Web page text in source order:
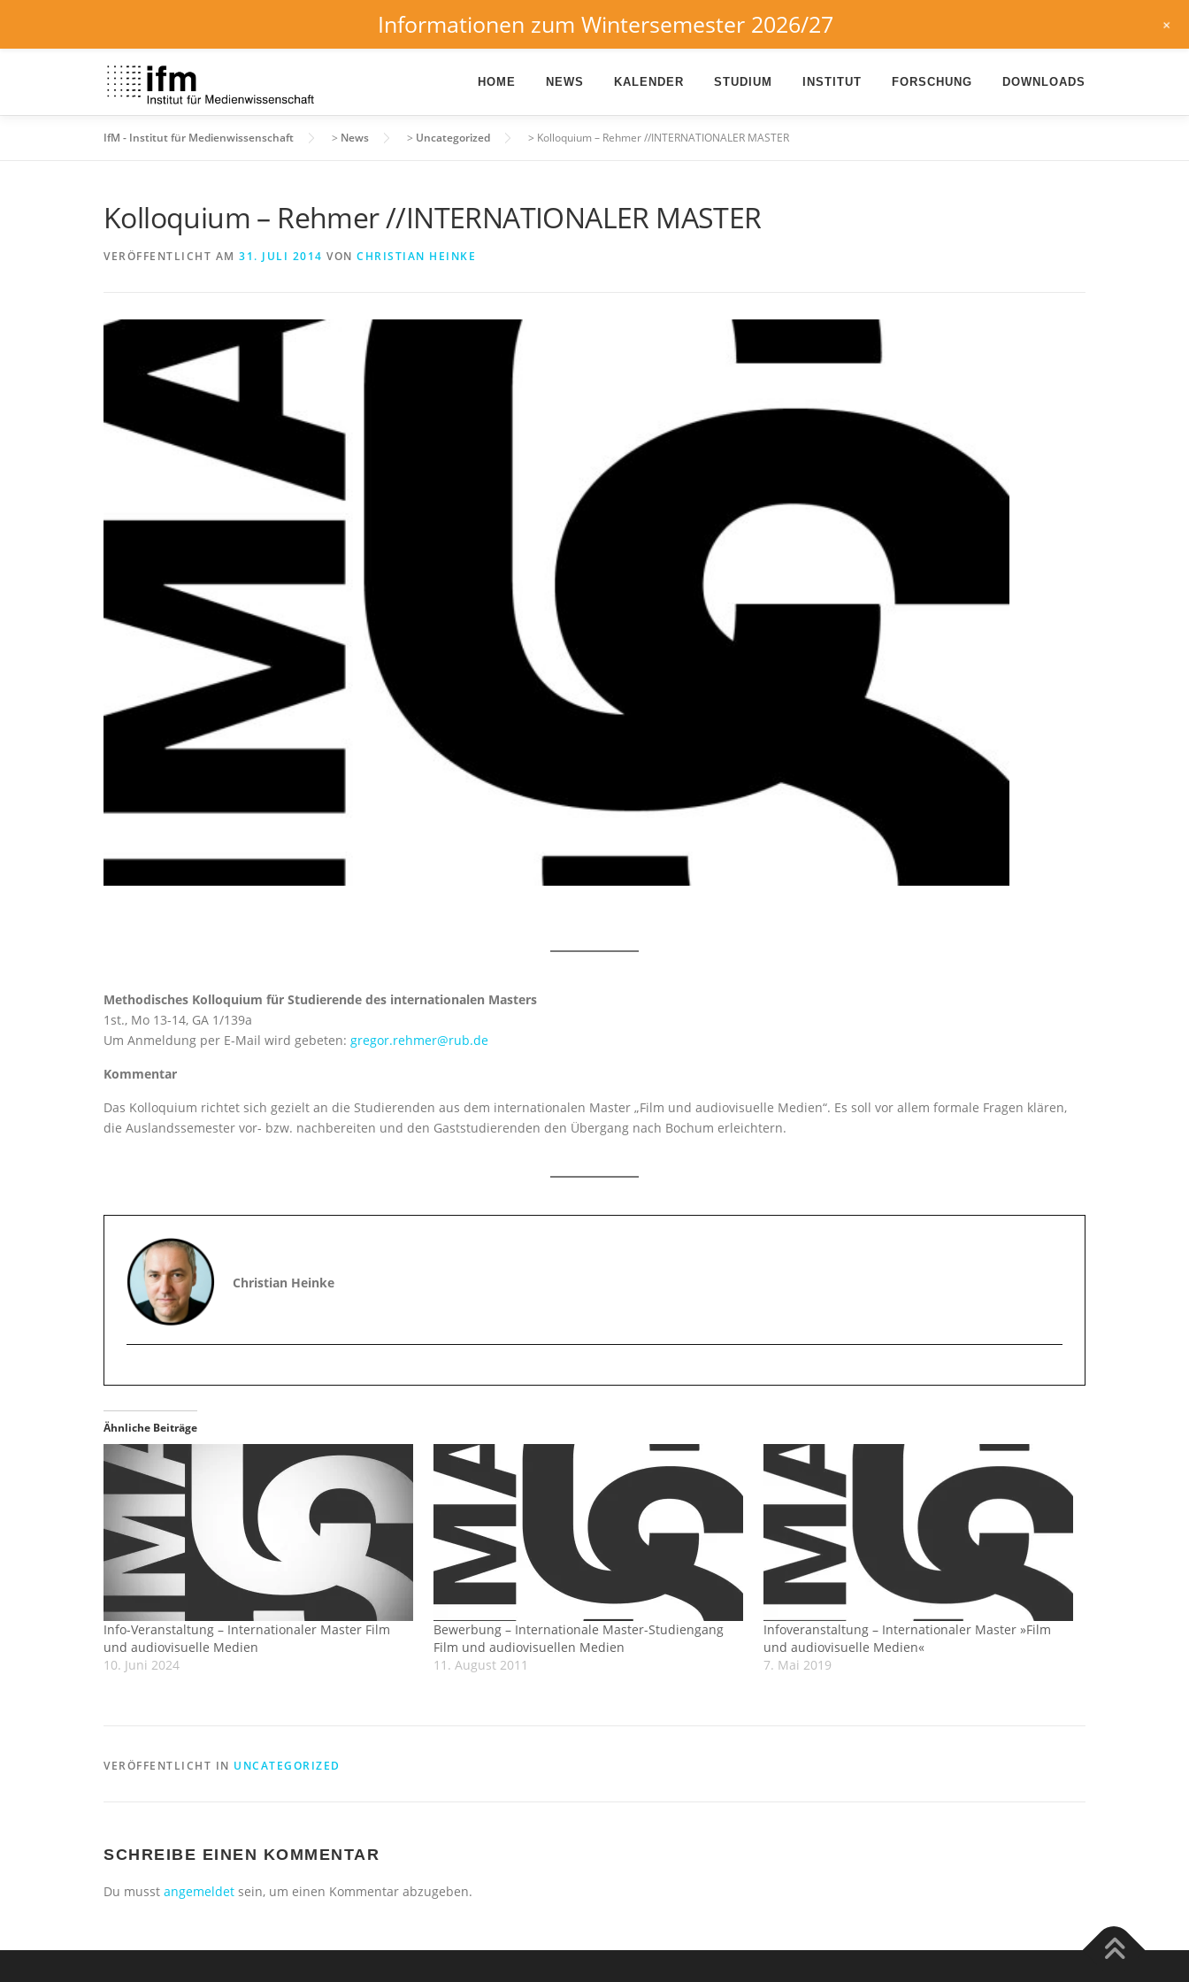
HOME NEWS KALENDER STUDIUM INSTITUT FORSCHUNG DOWNLOADS
IfM - Institut für Medienwissenschaft > News > Uncategorized > Kolloquium – Rehmer //INTERNATIONALER MASTER
Kolloquium – Rehmer //INTERNATIONALER MASTER
VERÖFFENTLICHT AM 31. JULI 2014 VON CHRISTIAN HEINKE
Methodisches Kolloquium für Studierende des internationalen Masters
1st., Mo 13-14, GA 1/139a
Um Anmeldung per E-Mail wird gebeten: gregor.rehmer@rub.de
Kommentar
Das Kolloquium richtet sich gezielt an die Studierenden aus dem internationalen Master „Film und audiovisuelle Medien“. Es soll vor allem formale Fragen klären,
die Auslandssemester vor- bzw. nachbereiten und den Gaststudierenden den Übergang nach Bochum erleichtern.
Christian Heinke
Ähnliche Beiträge
Info-Veranstaltung – Internationaler Master Film
und audiovisuelle Medien
10. Juni 2024
Bewerbung – Internationale Master-Studiengang
Film und audiovisuellen Medien
11. August 2011
Infoveranstaltung – Internationaler Master »Film
und audiovisuelle Medien«
7. Mai 2019
VERÖFFENTLICHT IN UNCATEGORIZED
SCHREIBE EINEN KOMMENTAR
Du musst angemeldet sein, um einen Kommentar abzugeben.
Informationen zum Wintersemester 2026/27 +